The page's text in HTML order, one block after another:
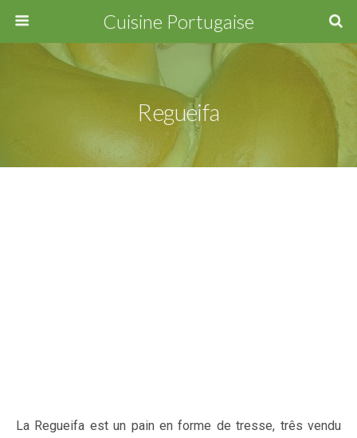
Cuisine Portugaise
Regueifa
La Regueifa est un pain en forme de tresse, três vendu